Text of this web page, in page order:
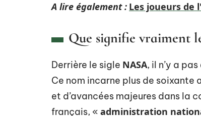
A lire également : Les joueurs de
Que signifie vraiment
Derrière le sigle NASA, il n’y a
Ce nom incarne plus de
et d’avancées majeures dans la
français, « administration